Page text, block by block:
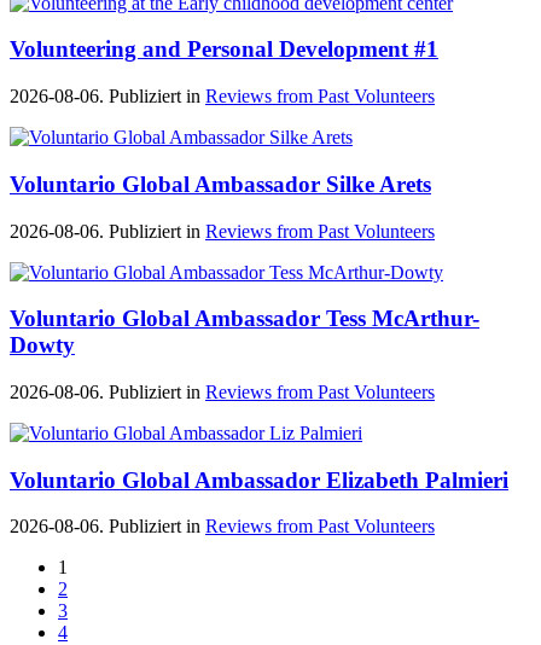
Volunteering and Personal Development #1
2026-08-06. Publiziert in Reviews from Past Volunteers
Voluntario Global Ambassador Silke Arets
2026-08-06. Publiziert in Reviews from Past Volunteers
Voluntario Global Ambassador Tess McArthur-
Dowty
2026-08-06. Publiziert in Reviews from Past Volunteers
Voluntario Global Ambassador Elizabeth Palmieri
2026-08-06. Publiziert in Reviews from Past Volunteers
1
2
3
4